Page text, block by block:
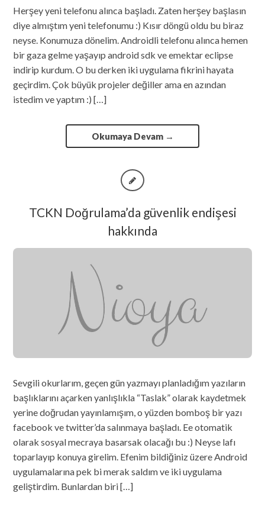
Herşey yeni telefonu alınca başladı. Zaten herşey başlasın
diye almıştım yeni telefonumu :) Kısır döngü oldu bu biraz
neyse. Konumuza dönelim. Androidli telefonu alınca hemen
bir gaza gelme yaşayıp android sdk ve emektar eclipse
indirip kurdum. O bu derken iki uygulama fikrini hayata
geçirdim. Çok büyük projeler değiller ama en azından
istedim ve yaptım :) […]
Okumaya Devam →
TCKN Doğrulama’da güvenlik endişesi
hakkında
Sevgili okurlarım, geçen gün yazmayı planladığım yazıların
başlıklarını açarken yanlışlıkla “Taslak” olarak kaydetmek
yerine doğrudan yayınlamışım, o yüzden bomboş bir yazı
facebook ve twitter’da salınmaya başladı. Ee otomatik
olarak sosyal mecraya basarsak olacağı bu :) Neyse lafı
toparlayıp konuya girelim. Efenim bildiğiniz üzere Android
uygulamalarına pek bi merak saldım ve iki uygulama
geliştirdim. Bunlardan biri […]